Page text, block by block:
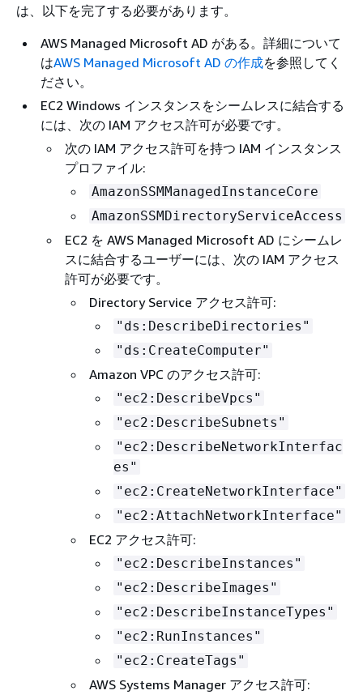
は、以下を完了する必要があります。
AWS Managed Microsoft AD がある。詳細について
はAWS Managed Microsoft AD の作成を参照してく
ださい。
EC2 Windows インスタンスをシームレスに結合する
には、次の IAM アクセス許可が必要です。
次の IAM アクセス許可を持つ IAM インスタンス
プロファイル:
AmazonSSMManagedInstanceCore
AmazonSSMDirectoryServiceAccess
EC2 を AWS Managed Microsoft AD にシームレ
スに結合するユーザーには、次の IAM アクセス
許可が必要です。
Directory Service アクセス許可:
"ds:DescribeDirectories"
"ds:CreateComputer"
Amazon VPC のアクセス許可:
"ec2:DescribeVpcs"
"ec2:DescribeSubnets"
"ec2:DescribeNetworkInterfac
es"
"ec2:CreateNetworkInterface"
"ec2:AttachNetworkInterface"
EC2 アクセス許可:
"ec2:DescribeInstances"
"ec2:DescribeImages"
"ec2:DescribeInstanceTypes"
"ec2:RunInstances"
"ec2:CreateTags"
AWS Systems Manager アクセス許可: